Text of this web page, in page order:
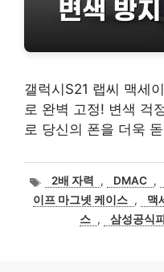
갤럭시S21 랩씨 맥세
로 완벽 고정! 변색 걱
로 당신의 폰을 더욱
태
그
2배 자력 , DMAC ,
이프 마그넷 케이스 , 맥
스 , 삼성공식